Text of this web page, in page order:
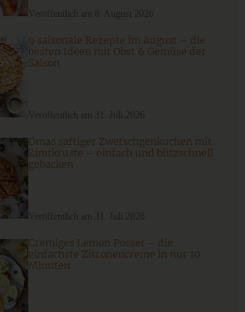
mit Kirschgrütze - einfaches
Veröffentlich am 8. August 2026
9 saisonale Rezepte im August – die
besten Ideen mit Obst & Gemüse der
Saison
Omas saftiger Zwetschgenkuchen mit
Zimtkruste – einfach und blitzschnell
gebacken
Veröffentlich am 31. Juli 2026
Cremiges Lemon Posset – die
einfachste Zitronencreme in nur 10
Minuten